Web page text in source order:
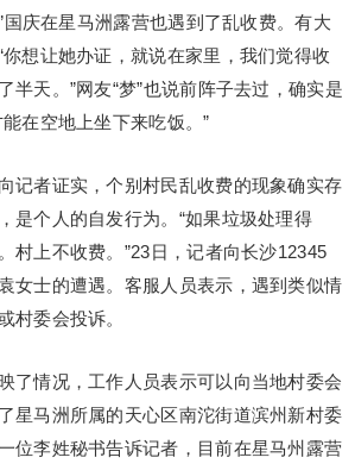
国庆在星马洲露营也遇到了乱收费。有大
想让她办证，就说在家里，我们觉得收
半天。”网友“梦”也说前阵子去过，确实是
在空地上坐下来吃饭。”
记者证实，个别村民乱收费的现象确实存
是个人的自发行为。“如果垃圾处理得
村上不收费。”23日，记者向长沙12345
女士的遭遇。客服人员表示，遇到类似情
村委会投诉。
了情况，工作人员表示可以向当地村委会
星马洲所属的天心区南沱街道滨州新村委
位李姓秘书告诉记者，目前在星马州露营